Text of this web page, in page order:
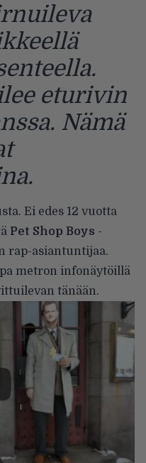
eturivin
Nämä
Ei edes 12 vuotta
Pet Shop Boys -
rap-asiantuntijaa.
metron infonäytöillä
tänään.